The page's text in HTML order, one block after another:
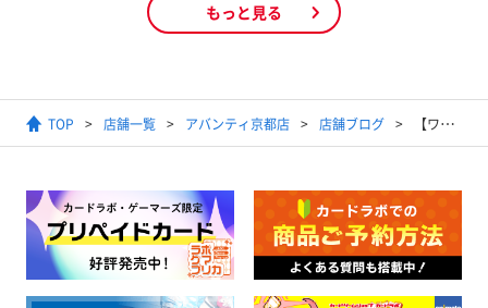
もっと見る
TOP 店舗一覧 アバンティ京都店 店舗ブログ 【ワンピースカード】2024年3月24日スタンダードバトル結果発表【優勝デッキ】